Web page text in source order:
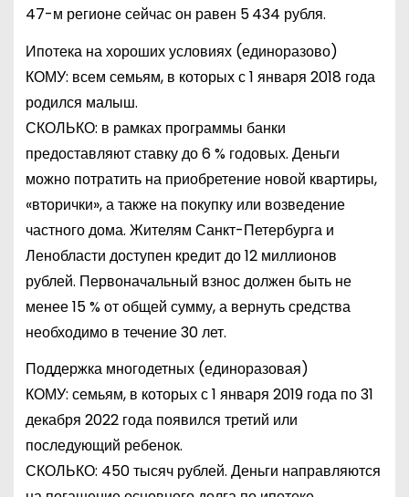
47-м регионе сейчас он равен 5 434 рубля.
Ипотека на хороших условиях (единоразово)
КОМУ: всем семьям, в которых с 1 января 2018 года
родился малыш.
СКОЛЬКО: в рамках программы банки
предоставляют ставку до 6 % годовых. Деньги
можно потратить на приобретение новой квартиры,
«вторички», а также на покупку или возведение
частного дома. Жителям Санкт-Петербурга и
Ленобласти доступен кредит до 12 миллионов
рублей. Первоначальный взнос должен быть не
менее 15 % от общей сумму, а вернуть средства
необходимо в течение 30 лет.
Поддержка многодетных (единоразовая)
КОМУ: семьям, в которых с 1 января 2019 года по 31
декабря 2022 года появился третий или
последующий ребенок.
СКОЛЬКО: 450 тысяч рублей. Деньги направляются